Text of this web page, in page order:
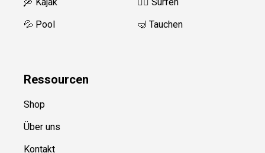
💦 Pool
🤿 Tauchen
Ressourcen
Shop
Über uns
Kontakt